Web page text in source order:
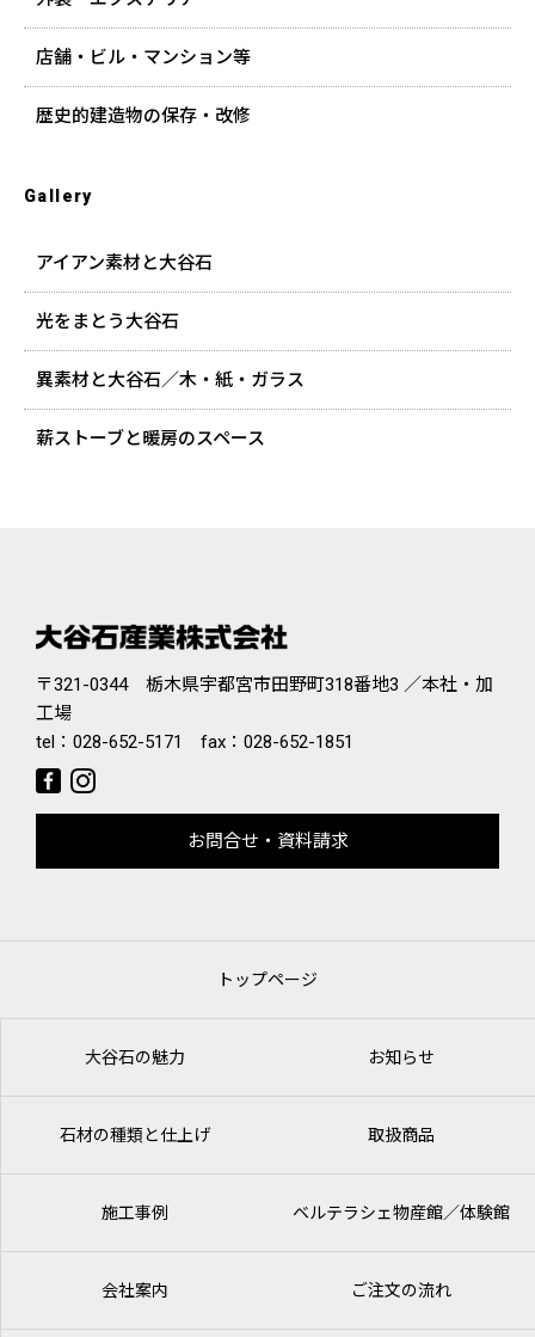
店舗・ビル・マンション等
歴史的建造物の保存・改修
Gallery
アイアン素材と大谷石
光をまとう大谷石
異素材と大谷石／木・紙・ガラス
薪ストーブと暖房のスペース
〒321-0344 栃木県宇都宮市田野町318番地3 ／本社・加
工場
tel： 028-652-5171 fax：028-652-1851
お問合せ・資料請求
トップページ
大谷石の魅力 お知らせ
石材の種類と仕上げ 取扱商品
施工事例 ベルテラシェ物産館／体験館
会社案内 ご注文の流れ